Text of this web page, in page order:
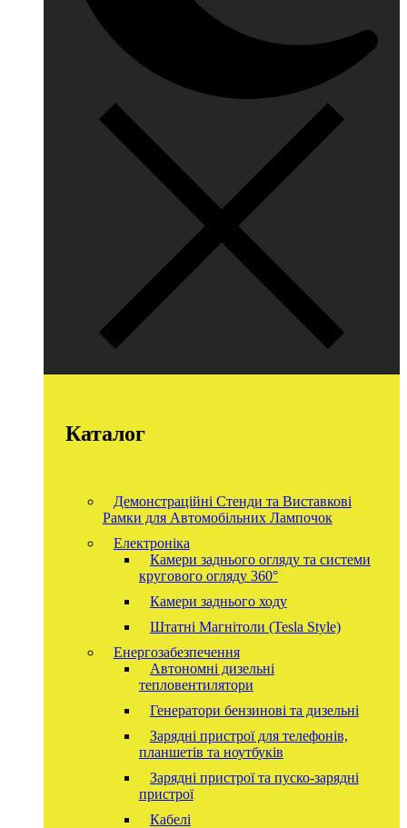
Каталог
Демонстраційні Стенди та Виставкові
Рамки для Автомобільних Лампочок
Електроніка
Камери заднього огляду та системи
кругового огляду 360°
Камери заднього ходу
Штатні Магнітоли (Tesla Style)
Енергозабезпечення
Автономні дизельні
тепловентилятори
Генератори бензинові та дизельні
Зарядні пристрої для телефонів,
планшетів та ноутбуків
Зарядні пристрої та пуско-зарядні
пристрої
Кабелі